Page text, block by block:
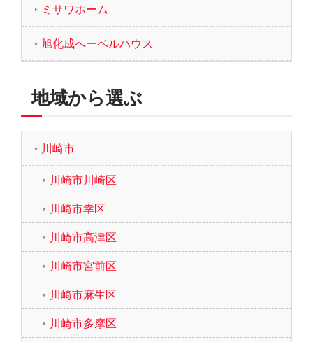
ミサワホーム
旭化成へーベルハウス
地域から選ぶ
川崎市
川崎市川崎区
川崎市幸区
川崎市高津区
川崎市宮前区
川崎市麻生区
川崎市多摩区